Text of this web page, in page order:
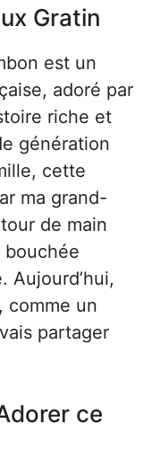
Gratin
est un
adoré par
riche et
génération
cette
ma grand-
de main
bouchée
Aujourd’hui,
comme un
partager
ce